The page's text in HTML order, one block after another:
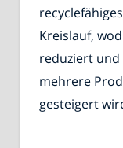
Kreislauf,
reduziert
mehrere
gesteigert